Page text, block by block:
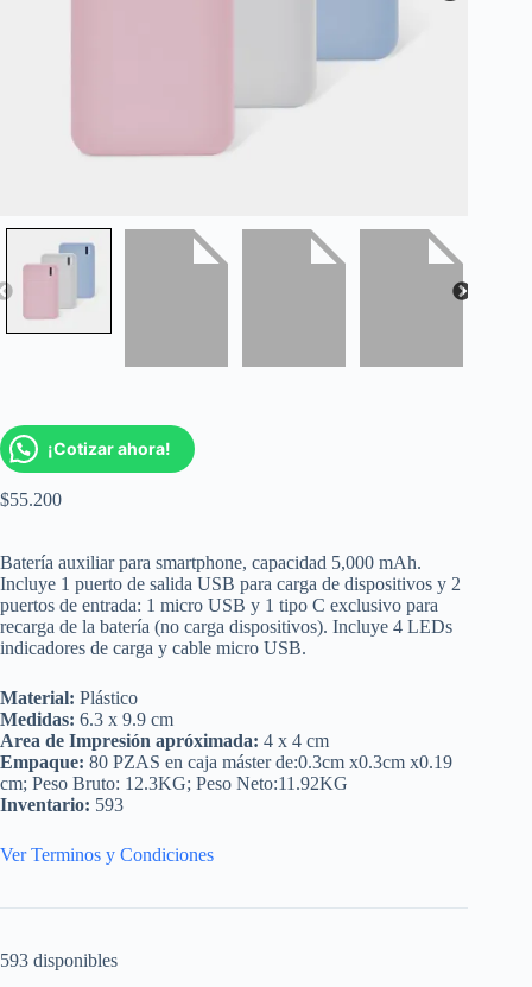
¡Cotizar ahora!
$55.200
Batería auxiliar para smartphone, capacidad 5,000 mAh.
Incluye 1 puerto de salida USB para carga de dispositivos y 2
puertos de entrada: 1 micro USB y 1 tipo C exclusivo para
recarga de la batería (no carga dispositivos). Incluye 4 LEDs
indicadores de carga y cable micro USB.
Material: Plástico
Medidas: 6.3 x 9.9 cm
Area de Impresión apróximada: 4 x 4 cm
Empaque: 80 PZAS en caja máster de:0.3cm x0.3cm x0.19
cm; Peso Bruto: 12.3KG; Peso Neto:11.92KG
Inventario: 593
Ver Terminos y Condiciones
593 disponibles